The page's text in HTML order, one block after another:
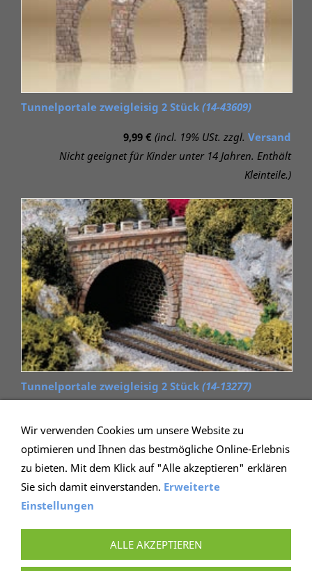
Tunnelportale zweigleisig 2 Stück (14-43609)
9,99 € (incl. 19% USt. zzgl. Versand
Nicht geeignet für Kinder unter 14 Jahren. Enthält
Kleinteile.)
Tunnelportale zweigleisig 2 Stück (14-13277)
Nicht geeignet für Kinder unter 14 Jahren. Enthält
Kleinteile.)
BONUSPROGRAMM
COOKIE KONTROLLE
Wir verwenden Cookies um unsere Website zu
optimieren und Ihnen das bestmögliche Online-Erlebnis
zu bieten. Mit dem Klick auf "Alle akzeptieren" erklären
Sie sich damit einverstanden. Erweiterte
Einstellungen
ALLE AKZEPTIEREN